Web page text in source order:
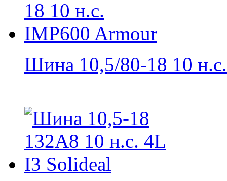
Шина 10,5/80-18 10